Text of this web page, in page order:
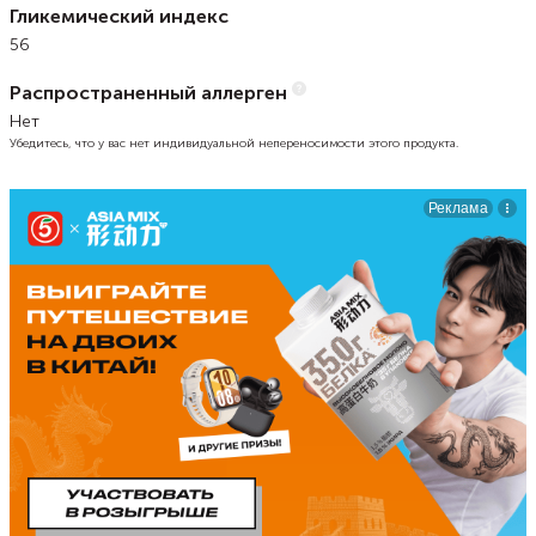
Гликемический индекс
56
Распространенный аллерген
Нет
Убедитесь, что у вас нет индивидуальной непереносимости этого продукта.